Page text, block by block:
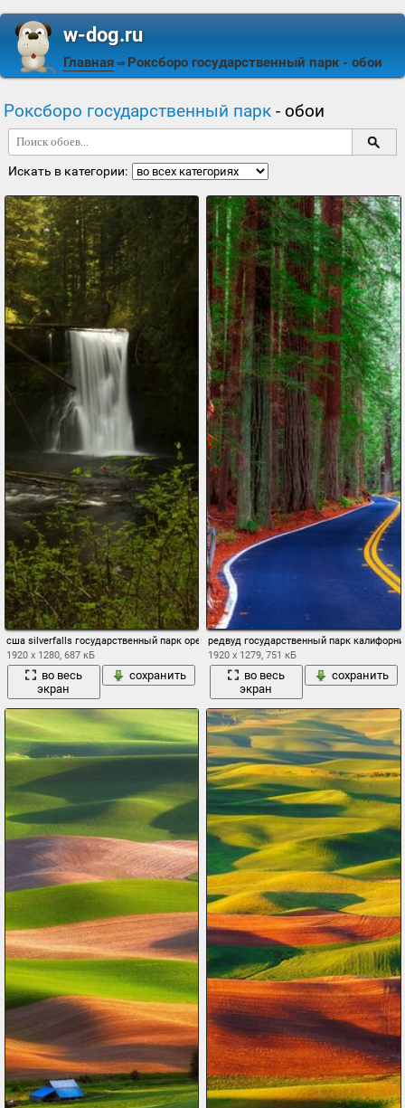
w-dog.ru
Главная ⇒ Роксборо государственный парк - обои
Роксборо государственный парк - обои
Искать в категории:
сша silverfalls государственный парк орегон лес ручей водопад мох камни деревья
1920 x 1280, 687 кБ
во весь
экран
сохранить
редвуд государственный парк
1920 x 1279, 751 кБ
во весь
экран
сохранить